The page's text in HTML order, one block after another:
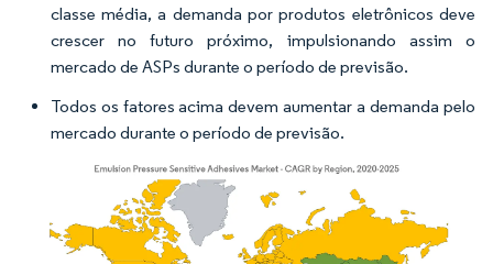
classe média, a demanda por produtos eletrônicos deve
crescer no futuro próximo, impulsionando assim o
mercado de ASPs durante o período de previsão.
Todos os fatores acima devem aumentar a demanda pelo
mercado durante o período de previsão.